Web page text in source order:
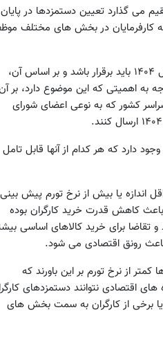
می گذارد تعیین دستمزدها در پایان
کارفرمایان در بخش های مختلف
وی افزود: امسال، از آذرماه، از کارشناسان در خصوص اینکه چه دستمزدی در سال ۱۴۰۴ باید برقرار باشد و بر اساس آن،
به اهمیتی که این موضوع دارد، بر
کشور که به نوعی اعضای شورای
دارد که هر کدام از آنها قابل تامل
اندازه یا بیش از نرخ تورم پیش بینی
کاهش قدرت خرید کارگران بوده
تقاضا برای خرید کالاهای اساسی
رونق اقتصادی می شود.
از نرخ تورم بر این باورند که
اقتصادی نتوانند دستمزدهای
برخی از کارگران به سمت بخش های